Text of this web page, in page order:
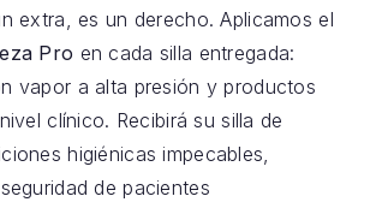
extra, es un derecho. Aplicamos el
Pro en cada silla entregada:
vapor a alta presión y productos
clínico. Recibirá su silla de
higiénicas impecables,
de pacientes